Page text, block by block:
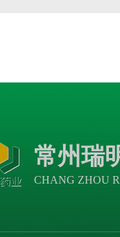
常州瑞
CHANG ZHOU